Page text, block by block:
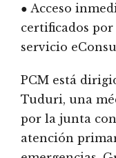
● Acceso
certificados
servicio
PCM está
Tuduri, una
por la junta
atención